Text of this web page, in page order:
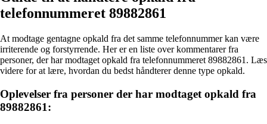
telefonnummeret 89882861
At modtage gentagne opkald fra det samme telefonnummer kan være
irriterende og forstyrrende. Her er en liste over kommentarer fra
personer, der har modtaget opkald fra telefonnummeret 89882861. Læs
videre for at lære, hvordan du bedst håndterer denne type opkald.
Oplevelser fra personer der har modtaget opkald fra
89882861: